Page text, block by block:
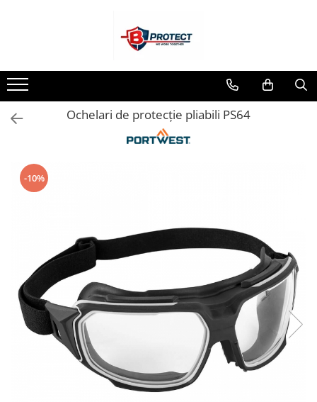
Atomizoare si pulverizatoare
Atomizoare
Pulverizatoare
Casa
Drujbe
Accesorii drujbe
Drujbe electrice
Drujbe termice
Echipamente medicale
Echipamente PSI
Generatoare si unelte pentru
Ochelari de protecție pliabili PS64
-10%